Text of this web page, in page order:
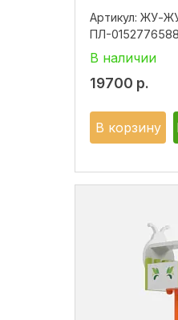
Артикул: ЖУ-
ПЛ-
В наличии
19700 р.
В корзину